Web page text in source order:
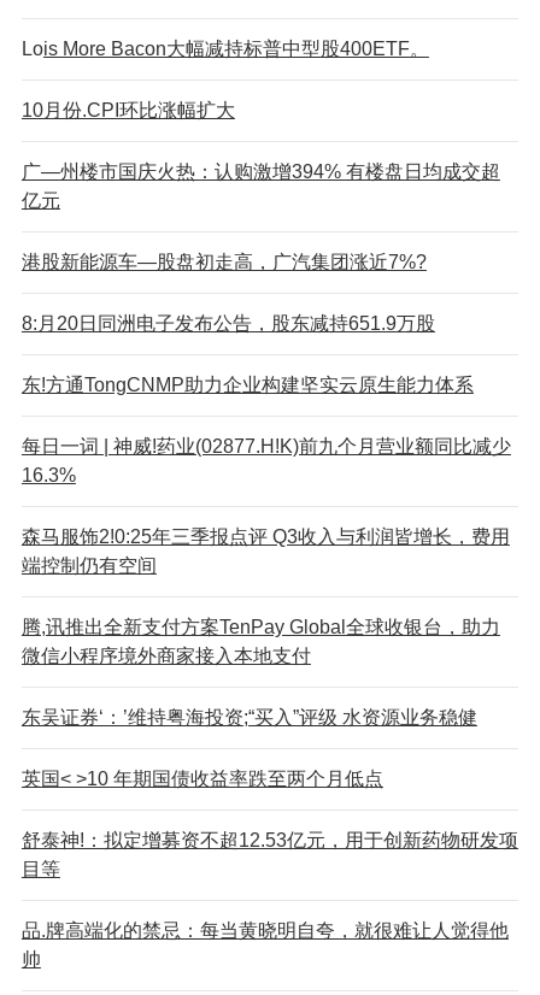
Lois More Bacon大幅减持标普中型股400ETF。
10月份.CPI环比涨幅扩大
广—州楼市国庆火热：认购激增394% 有楼盘日均成交超
亿元
港股新能源车—股盘初走高，广汽集团涨近7%?
8:月20日同洲电子发布公告，股东减持651.9万股
东!方通TongCNMP助力企业构建坚实云原生能力体系
每日一词 | 神威!药业(02877.H!K)前九个月营业额同比减少
16.3%
森马服饰2!0:25年三季报点评 Q3收入与利润皆增长，费用
端控制仍有空间
腾,讯推出全新支付方案TenPay Global全球收银台，助力
微信小程序境外商家接入本地支付
东吴证券‘：’维持粤海投资;“买入”评级 水资源业务稳健
英国< >10 年期国债收益率跌至两个月低点
舒泰神!：拟定增募资不超12.53亿元，用于创新药物研发项
目等
品.牌高端化的禁忌：每当黄晓明自夸，就很难让人觉得他
帅